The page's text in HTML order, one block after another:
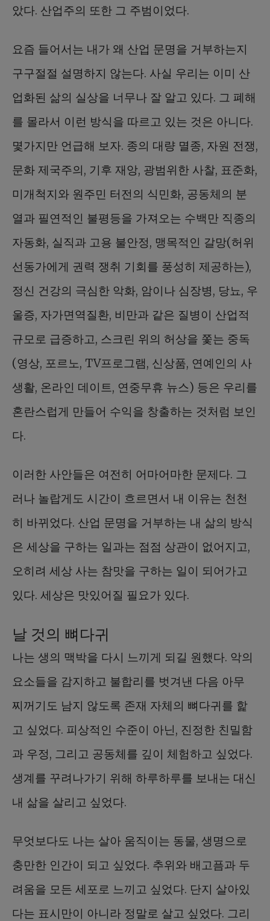
았다. 산업주의 또한 그 주범이었다.
요즘 들어서는 내가 왜 산업 문명을 거부하는지
구구절절 설명하지 않는다. 사실 우리는 이미 산
업화된 삶의 실상을 너무나 잘 알고 있다. 그 폐해
를 몰라서 이런 방식을 따르고 있는 것은 아니다.
몇가지만 언급해 보자. 종의 대량 멸종, 자원 전쟁,
문화 제국주의, 기후 재앙, 광범위한 사찰, 표준화,
미개척지와 원주민 터전의 식민화, 공동체의 분
열과 필연적인 불평등을 가져오는 수백만 직종의
자동화, 실직과 고용 불안정, 맹목적인 갈망(허위
선동가에게 권력 쟁취 기회를 풍성히 제공하는),
정신 건강의 극심한 악화, 암이나 심장병, 당뇨, 우
울증, 자가면역질환, 비만과 같은 질병이 산업적
규모로 급증하고, 스크린 위의 허상을 쫓는 중독
(영상, 포르노, TV프로그램, 신상품, 연예인의 사
생활, 온라인 데이트, 연중무휴 뉴스) 등은 우리를
혼란스럽게 만들어 수익을 창출하는 것처럼 보인
다.
이러한 사안들은 여전히 어마어마한 문제다. 그
러나 놀랍게도 시간이 흐르면서 내 이유는 천천
히 바뀌었다. 산업 문명을 거부하는 내 삶의 방식
은 세상을 구하는 일과는 점점 상관이 없어지고,
오히려 세상 사는 참맛을 구하는 일이 되어가고
있다. 세상은 맛있어질 필요가 있다.
날 것의 뼈다귀
나는 생의 맥박을 다시 느끼게 되길 원했다. 악의
요소들을 감지하고 불합리를 벗겨낸 다음 아무
찌꺼기도 남지 않도록 존재 자체의 뼈다귀를 핥
고 싶었다. 피상적인 수준이 아닌, 진정한 친밀함
과 우정, 그리고 공동체를 깊이 체험하고 싶었다.
생계를 꾸려나가기 위해 하루하루를 보내는 대신
내 삶을 살리고 싶었다.
무엇보다도 나는 살아 움직이는 동물, 생명으로
충만한 인간이 되고 싶었다. 추위와 배고픔과 두
려움을 모든 세포로 느끼고 싶었다. 단지 살아있
다는 표시만이 아니라 정말로 살고 싶었다. 그리